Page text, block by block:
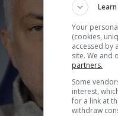
Your
(cookies,
accessed by
site. We and
partners.
Some
interest,
for a link at
withdraw